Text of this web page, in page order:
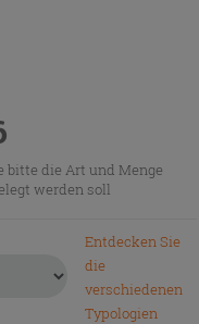
bitte die Art und Menge
werden soll
Entdecken Sie
die
verschiedenen
Typologien